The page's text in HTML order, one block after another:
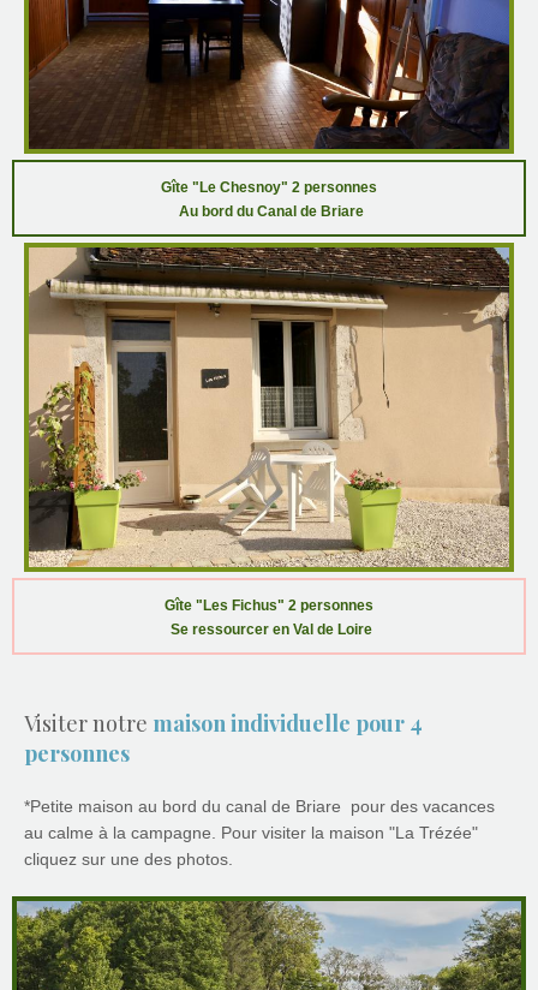
Gîte "Le Chesnoy" 2 personnes
Au bord du Canal de Briare
Gîte "Les Fichus" 2 personnes
Se ressourcer en Val de Loire
Visiter notre maison individuelle pour 4
personnes
*Petite maison au bord du canal de Briare pour des vacances
au calme à la campagne. Pour visiter la maison "La Trézée"
cliquez sur une des photos.